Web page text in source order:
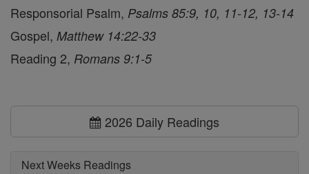
Responsorial Psalm, Psalms 85:9, 10, 11-12, 13-14
Gospel, Matthew 14:22-33
Reading 2, Romans 9:1-5
2026 Daily Readings
Next Weeks Readings